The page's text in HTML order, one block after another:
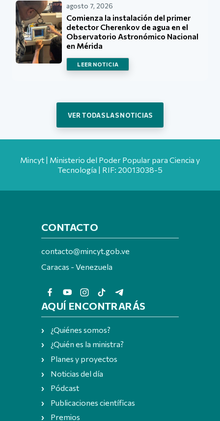
agosto 7, 2026
Comienza la instalación del primer
detector Cherenkov de agua en el
Observatorio Astronómico Nacional
en Mérida
LEER NOTICIA
VER TODAS LAS NOTICIAS
Mincyt | Ministerio del Poder Popular para Ciencia y
Tecnología | RIF: 20013038-5
CONTACTO
contacto@mincyt.gob.ve
Caracas - Venezuela
AQUÍ ENCONTRARÁS
¿Quiénes somos?
¿Quién es la ministra?
Planes y proyectos
Noticias del día
Pódcast
Publicaciones científicas
Premios